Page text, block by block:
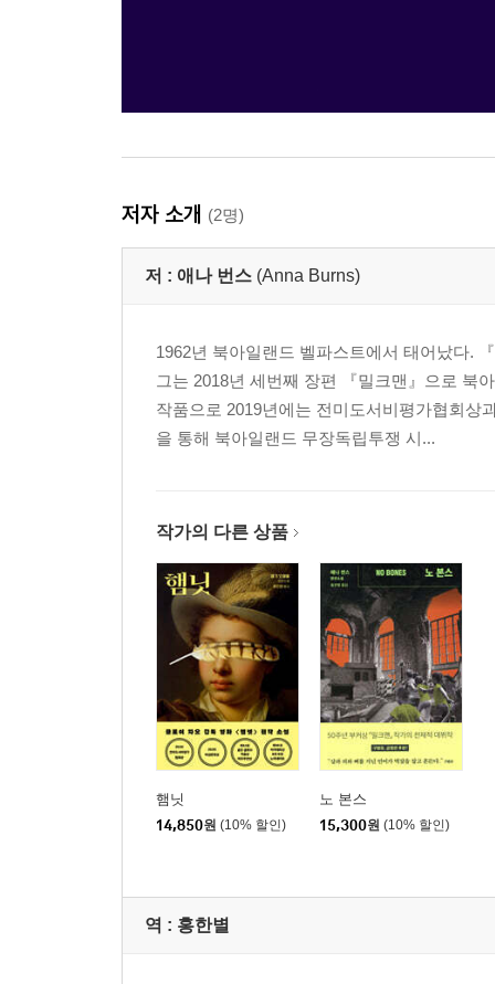
저자 소개 (2명)
저 : 애나 번스 (Anna Burns)
1962년 북아일랜드 벨파스트에서 태어났다.
그는 2018년 세번째 장편 『밀크맨』으로 북
작품으로 2019년에는 전미도서비평가협회상
을 통해 북아일랜드 무장독립투쟁 시...
작가의 다른 상품
햄닛
14,850원 (10% 할인)
노 본스
15,300원 (10% 할인)
역 : 홍한별